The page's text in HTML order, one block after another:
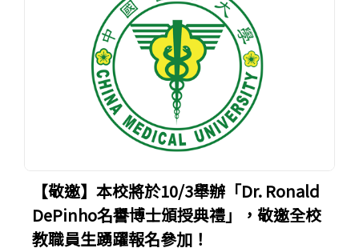
【敬邀】本校將於10/3舉辦「Dr. Ronald
DePinho名譽博士頒授典禮」，敬邀全校
教職員生踴躍報名參加！